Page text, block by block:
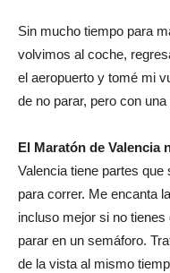
Sin mucho tiempo para
volvimos al coche,
el aeropuerto y tomé mi
de no parar, pero con
El Maratón de Valencia
Valencia tiene partes
para correr. Me encanta
incluso mejor si no
parar en un semáforo.
de la vista al mismo